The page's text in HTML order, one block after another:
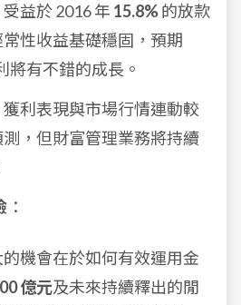
受益於 2016 年 15.8%的放款
性收益基礎穩固，預期
將有不錯的成長。
獲利表現與市場行情連動較
，但財富管理業務將持續
：
的機會在於如何有效運用金
億元及未來持續釋出的閒